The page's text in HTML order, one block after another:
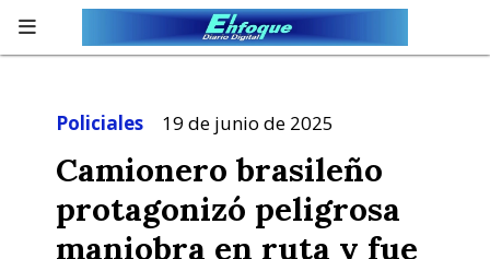
Camionero brasileño
protagonizó peligrosa
maniobra en ruta y fue
Policiales 19 de junio de 2025